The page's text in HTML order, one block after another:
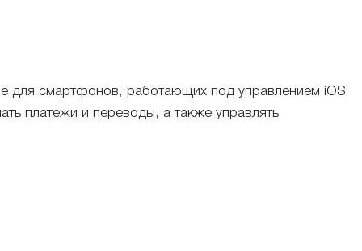
для смартфонов, работающих под управлением iOS
платежи и переводы, а также управлять